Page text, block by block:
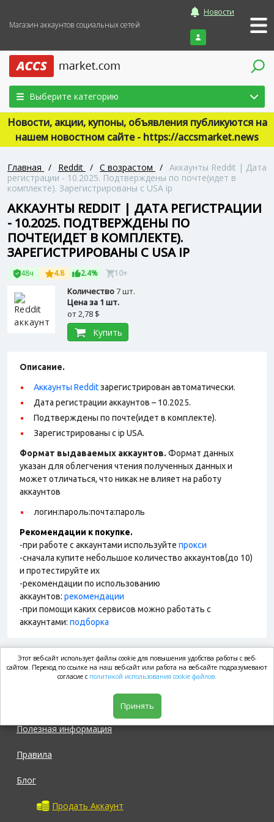
Магазин аккаунтов социальных сетей
Новости
Войти
Выберите категорию
Новости, акции, купоны, объявления публикуются на
нашем новостном сайте - https://accsmarket.news
Главная / Reddit / С возрастом / Аккаунты Reddit | Дата
регистрации - 10.2025. Подтверждены по почте(идет в
комплекте). Зарегистрированы с USA ip
АККАУНТЫ REDDIT | ДАТА РЕГИСТРАЦИИ
- 10.2025. ПОДТВЕРЖДЕНЫ ПО
ПОЧТЕ(ИДЕТ В КОМПЛЕКТЕ).
ЗАРЕГИСТРИРОВАНЫ С USA IP
48ч 4.8 2.4% 10+
Количество7 шт.
Цена за 1 шт.
от2,78 $
Купить
Описание.
Аккаунты Redditзарегистрирован автоматически.
Дата регистрации аккаунтов – 10.2025.
Подтверждены по почте(идет в комплекте).
Зарегистрированы с ip USA.
Формат выдаваемых аккаунтов. Формат данных
указан для облегчения чтения полученных данных и
может отличаться, что никак не влияет на работу
аккаунтов
логин:пароль:почта:пароль
Рекомендации к покупке.
-при работе с аккаунтами используйте прокси
-сначала купите небольшое количество аккаунтов(до 10)
и протестируйте их
-рекомендации по использованию
аккаунтов: рекомендации
-при помощи каких сервисов можно работать с
аккаунтами: подборка
market.com
Полезная информация
Правила
Блог
Продать Аккаунт
Этот веб-сайт использует файлы cookie для повышения удобства работы с веб-
сайтом. Переход по ссылке на наш веб-сайт или работа на веб-сайте подразумевают
согласие с политикой использования cookie файлов.
Принять